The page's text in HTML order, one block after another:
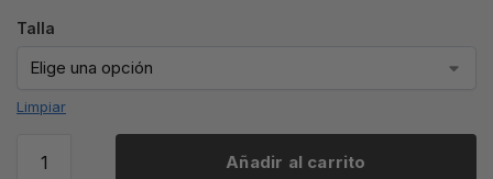
Talla
Limpiar
Añadir al carrito